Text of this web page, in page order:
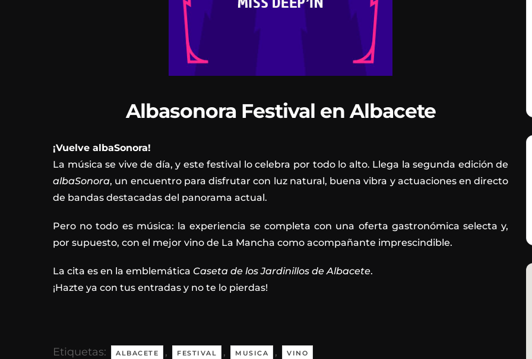
Albasonora Festival en Albacete
¡Vuelve albaSonora!
La música se vive de día, y este festival lo celebra por todo lo alto. Llega la segunda edición de
albaSonora, un encuentro para disfrutar con luz natural, buena vibra y actuaciones en directo
de bandas destacadas del panorama actual.
Pero no todo es música: la experiencia se completa con una oferta gastronómica selecta y,
por supuesto, con el mejor vino de La Mancha como acompañante imprescindible.
La cita es en la emblemática Caseta de los Jardinillos de Albacete.
¡Hazte ya con tus entradas y no te lo pierdas!
Etiquetas: ALBACETE , FESTIVAL , MUSICA , VINO